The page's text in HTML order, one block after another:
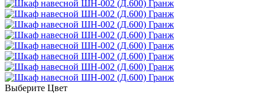
Выберите Цвет